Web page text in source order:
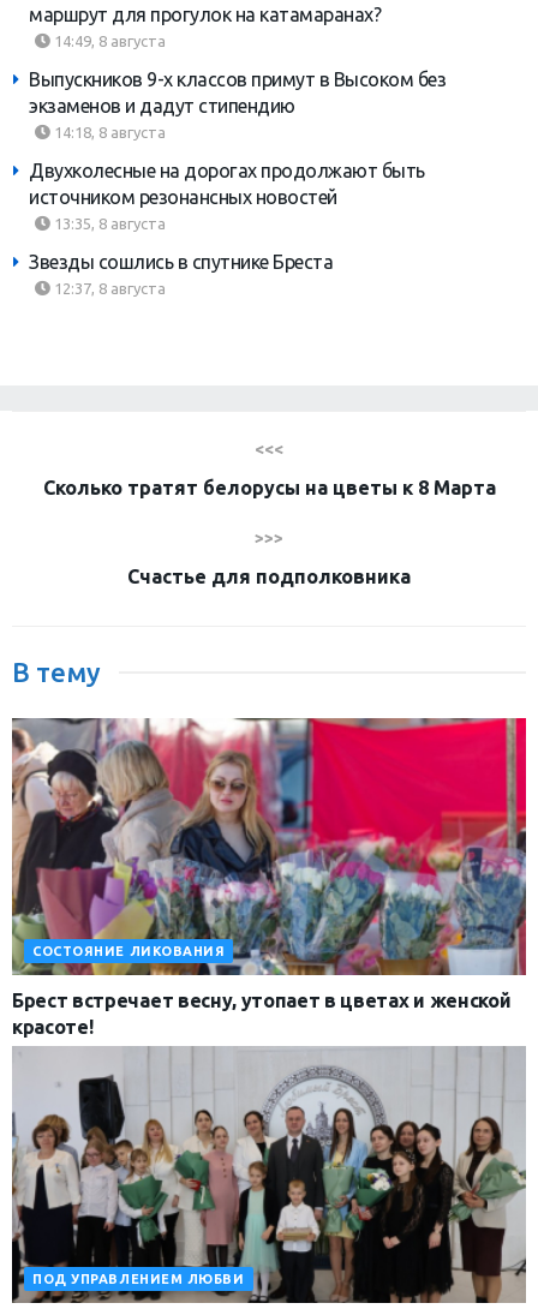
маршрут для прогулок на катамаранах?
14:49, 8 августа
Выпускников 9-х классов примут в Высоком без
экзаменов и дадут стипендию
14:18, 8 августа
Двухколесные на дорогах продолжают быть
источником резонансных новостей
13:35, 8 августа
Звезды сошлись в спутнике Бреста
12:37, 8 августа
<<<
Сколько тратят белорусы на цветы к 8 Марта
>>>
Счастье для подполковника
В тему
СОСТОЯНИЕ ЛИКОВАНИЯ
Брест встречает весну, утопает в цветах и женской
красоте!
ПОД УПРАВЛЕНИЕМ ЛЮБВИ